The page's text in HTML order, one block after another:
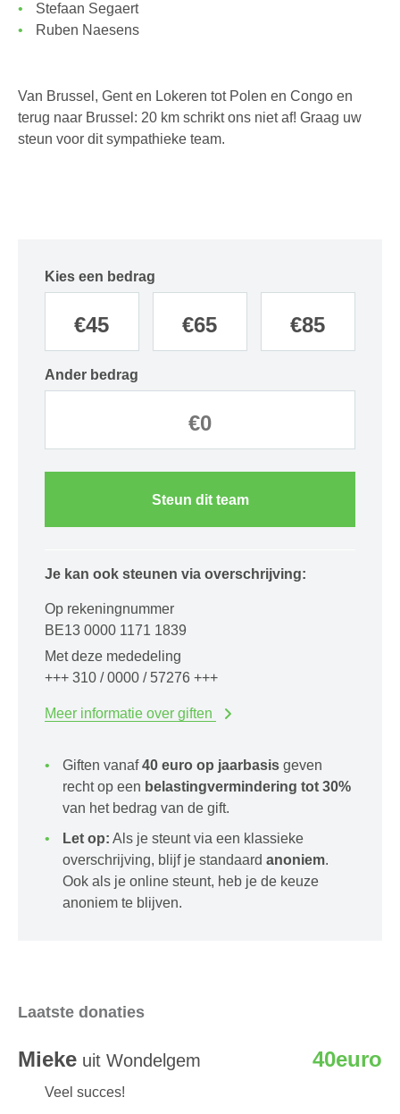
Stefaan Segaert
Ruben Naesens
Van Brussel, Gent en Lokeren tot Polen en Congo en
terug naar Brussel: 20 km schrikt ons niet af! Graag uw
steun voor dit sympathieke team.
Kies een bedrag
€45 €65 €85
Ander bedrag
Steun dit team
Je kan ook steunen via overschrijving:
Op rekeningnummer
BE13 0000 1171 1839
Met deze mededeling
+++ 310 / 0000 / 57276 +++
Meer informatie over giften
Giften vanaf40 euro op jaarbasis geven
recht op een belastingvermindering tot 30%
van het bedrag van de gift.
Let op: Als je steunt via een klassieke
overschrijving, blijf je standaard anoniem.
Ook als je online steunt, heb je de keuze
anoniem te blijven.
Laatste donaties
Mieke uit Wondelgem 40euro
Veel succes!